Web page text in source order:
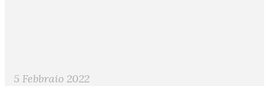
5 Febbraio 2022